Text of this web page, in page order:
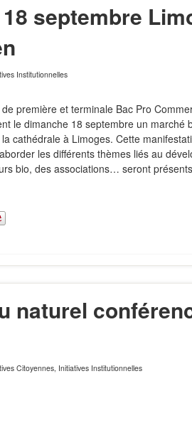
septembre
Institutionnelles
première et terminale Bac Pro
le dimanche 18 septembre un marché
cathédrale à Limoges. Cette
les différents thèmes liés au
bio, des associations… seront
naturel
Citoyennes, Initiatives Institutionnelles